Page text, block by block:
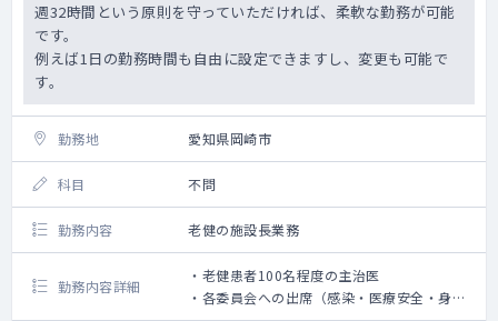
週32時間という原則を守っていただければ、柔軟な勤務が可能
です。
例えば1日の勤務時間も自由に設定できますし、変更も可能で
す。
勤務地 愛知県岡崎市
科目 不問
勤務内容 老健の施設長業務
勤務内容詳細
・老健患者100名程度の主治医
・各委員会への出席（感染・医療安全・身体